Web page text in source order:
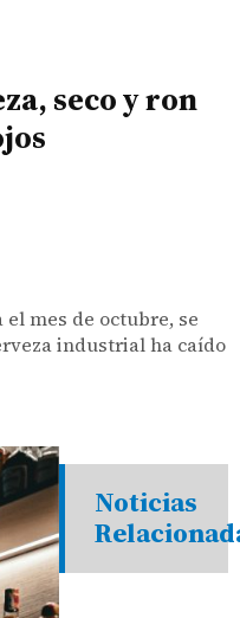
seco y ron
mes de octubre, se
industrial ha caído
Noticias